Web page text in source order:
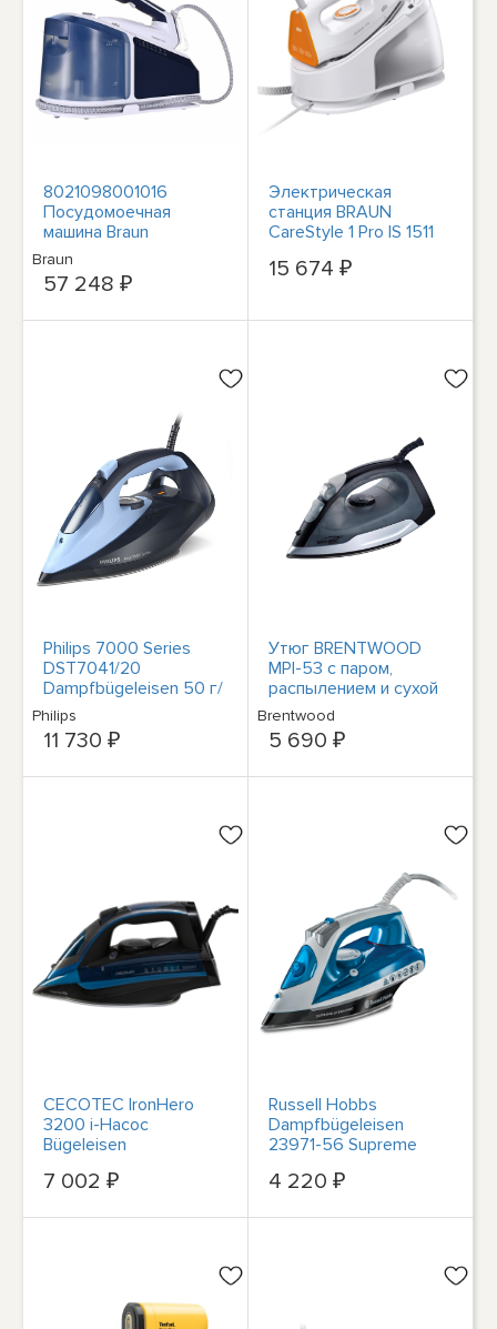
8021098001016
Посудомоечная
машина Braun
CareStyle 7 Pro IS 7282
BL FreeGlide 3D
Dampferzeuger
Braun
57 248 ₽
Электрическая
станция BRAUN
CareStyle 1 Pro IS 1511
15 674 ₽
Philips 7000 Series
DST7041/20
Dampfbügeleisen 50 г/
мин Trocken серии
DST7041/20- &
Philips
11 730 ₽
Утюг BRENTWOOD
MPI-53 с паром,
распылением и сухой
обработкой
Brentwood
5 690 ₽
CECOTEC IronHero
3200 i-Насос
Bügeleisen
7 002 ₽
Russell Hobbs
Dampfbügeleisen
23971-56 Supreme
4 220 ₽